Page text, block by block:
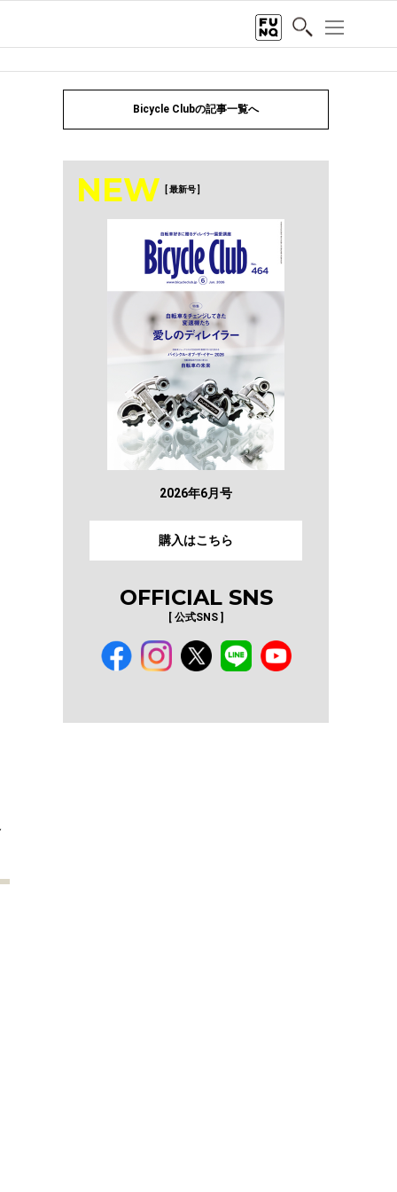
Bicycle Clubの記事一覧へ
NEW [ 最新号 ]
2026年6月号
購入はこちら
OFFICIAL SNS
[ 公式SNS ]